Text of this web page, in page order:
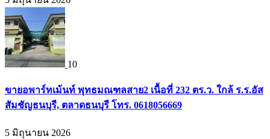
10
ขายอพาร์ทเม้นท์ พุทธมณฑลสาย2 เนื้อที่ 232 ตร.ว. ใกล้ ร.ร.อัส
สัมชัญธนบุรี, ตลาดธนบุรี โทร. 0618056669
5 มิถุนายน 2026